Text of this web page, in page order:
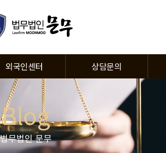
외국인센터 상담문의
Blog
법무법인 문무